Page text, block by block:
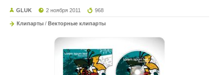
GLUK 2 ноября 2011 968
Клипарты / Векторные клипарты